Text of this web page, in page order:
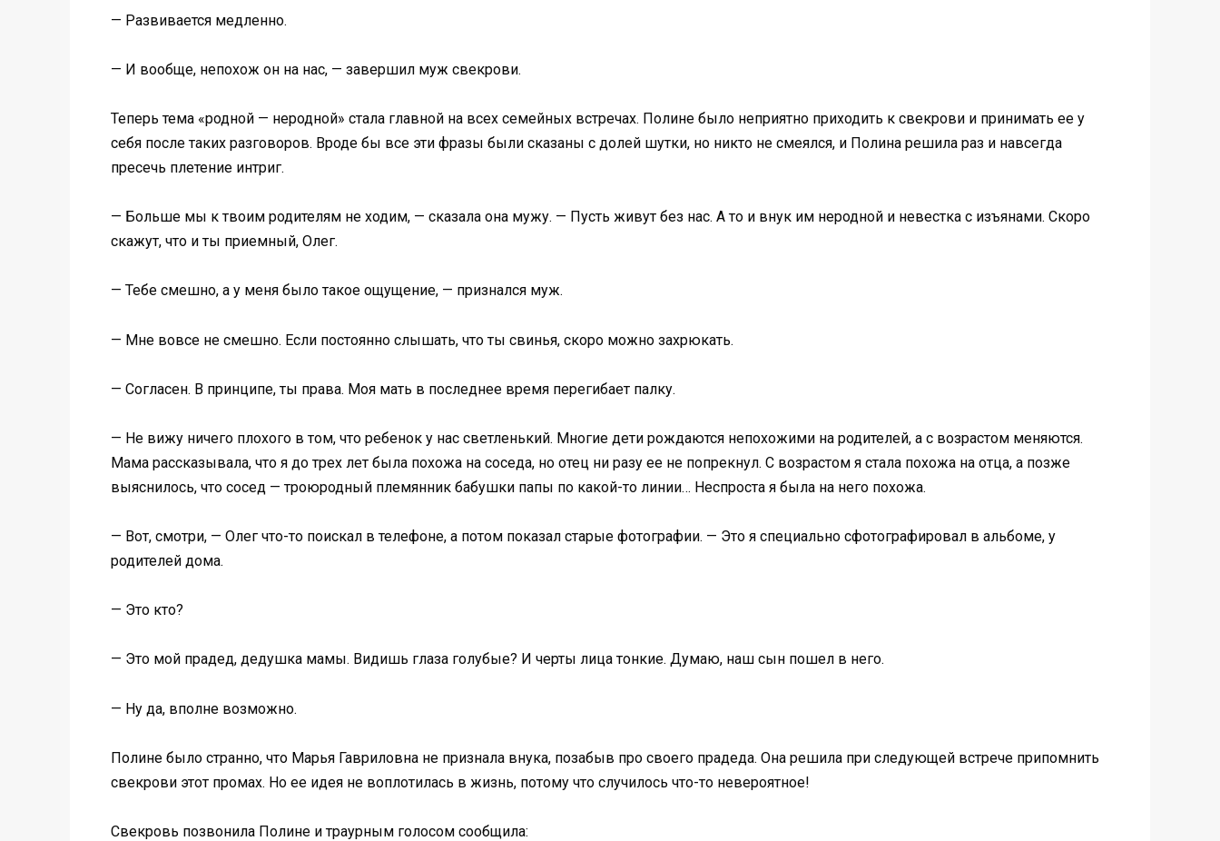
— Развивается медленно.
— И вообще, непохож он на нас, — завершил муж свекрови.
Теперь тема «родной — неродной» стала главной на всех семейных встречах. Полине было неприятно приходить к свекрови и принимать ее у
себя после таких разговоров. Вроде бы все эти фразы были сказаны с долей шутки, но никто не смеялся, и Полина решила раз и навсегда
пресечь плетение интриг.
— Больше мы к твоим родителям не ходим, — сказала она мужу. — Пусть живут без нас. А то и внук им неродной и невестка с изъянами. Скоро
скажут, что и ты приемный, Олег.
— Тебе смешно, а у меня было такое ощущение, — признался муж.
— Мне вовсе не смешно. Если постоянно слышать, что ты свинья, скоро можно захрюкать.
— Согласен. В принципе, ты права. Моя мать в последнее время перегибает палку.
— Не вижу ничего плохого в том, что ребенок у нас светленький. Многие дети рождаются непохожими на родителей, а с возрастом меняются.
Мама рассказывала, что я до трех лет была похожа на соседа, но отец ни разу ее не попрекнул. С возрастом я стала похожа на отца, а позже
выяснилось, что сосед — троюродный племянник бабушки папы по какой-то линии… Неспроста я была на него похожа.
— Вот, смотри, — Олег что-то поискал в телефоне, а потом показал старые фотографии. — Это я специально сфотографировал в альбоме, у
родителей дома.
— Это кто?
— Это мой прадед, дедушка мамы. Видишь глаза голубые? И черты лица тонкие. Думаю, наш сын пошел в него.
— Ну да, вполне возможно.
Полине было странно, что Марья Гавриловна не признала внука, позабыв про своего прадеда. Она решила при следующей встрече припомнить
свекрови этот промах. Но ее идея не воплотилась в жизнь, потому что случилось что-то невероятное!
Свекровь позвонила Полине и траурным голосом сообщила: